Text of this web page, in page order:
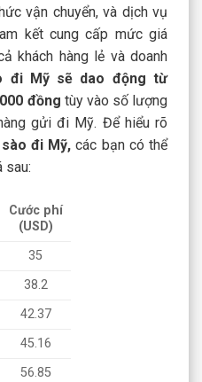
vận chuyển, và dịch vụ
kết cung cấp mức giá
khách hàng lẻ và doanh
đi Mỹ sẽ dao động từ
đồng tùy vào số lượng
gửi đi Mỹ. Để hiểu rõ
đi Mỹ, các bạn có thể
sau:
Cước phí
(USD)
35
38.2
42.37
45.16
56.85